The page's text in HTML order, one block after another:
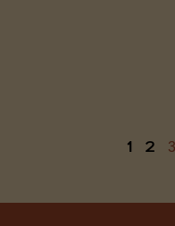
1 2 3